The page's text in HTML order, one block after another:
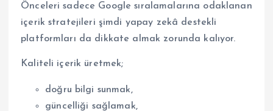
Önceleri sadece Google sıralamalarına odaklanan
içerik stratejileri şimdi yapay zekâ destekli
platformları da dikkate almak zorunda kalıyor.
Kaliteli içerik üretmek;
doğru bilgi sunmak,
güncelliği sağlamak,